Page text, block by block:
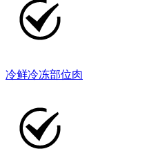
冷鲜冷冻部位肉